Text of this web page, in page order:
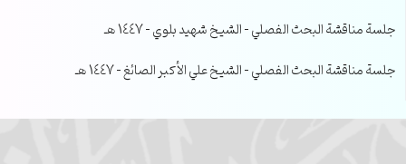
جلسة مناقشة البحث الفصلي – الشيخ شهيد بلوي – 1447 هـ
جلسة مناقشة البحث الفصلي – الشيخ علي الأكبر الصائغ – 1447 هـ